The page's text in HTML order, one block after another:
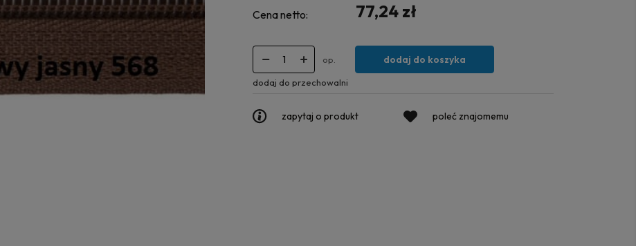
Cena netto: 77,24 zł
op. dodaj do koszyka
dodaj do przechowalni
zapytaj o produkt poleć znajomemu